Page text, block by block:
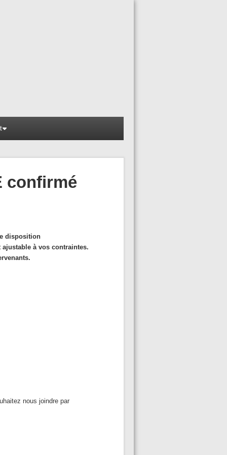
confirmé
disposition
ajustableà vos contraintes.
.
nous joindre par